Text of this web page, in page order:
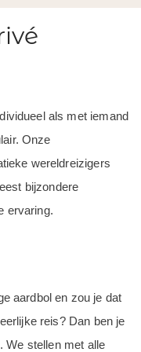
als met iemand
Onze
wereldreizigers
bijzondere
ervaring.
aardbol en zou je dat
reis? Dan ben je
We stellen met alle